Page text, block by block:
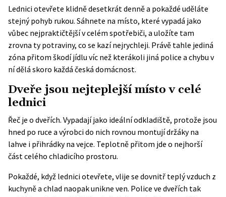
Lednici otevřete klidně desetkrát denně a pokaždé uděláte
stejný pohyb rukou. Sáhnete na místo, které vypadá jako
vůbec nejpraktičtější v celém spotřebiči, a uložíte tam
zrovna ty potraviny, co se kazí nejrychleji. Právě tahle jediná
zóna přitom škodí jídlu víc než kterákoli jiná police a chybu v
ní dělá skoro každá česká domácnost.
Dveře jsou nejteplejší místo v celé
lednici
Řeč je o dveřích. Vypadají jako ideální odkladiště, protože jsou
hned po ruce a výrobci do nich rovnou montují držáky na
lahve i přihrádky na vejce. Teplotně přitom jde o nejhorší
část celého chladicího prostoru.
Pokaždé, když lednici otevřete, vlije se dovnitř teplý vzduch z
kuchyně a chlad naopak unikne ven. Police ve dveřích tak